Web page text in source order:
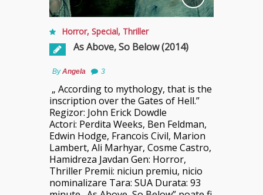
Horror, Special, Thriller
As Above, So Below (2014)
ByAngela 3
„ According to mythology, that is the
inscription over the Gates of Hell.”
Regizor: John Erick Dowdle
Actori: Perdita Weeks, Ben Feldman,
Edwin Hodge, Francois Civil, Marion
Lambert, Ali Marhyar, Cosme Castro,
Hamidreza Javdan Gen: Horror,
Thriller Premii: niciun premiu, nicio
nominalizare Tara: SUA Durata: 93